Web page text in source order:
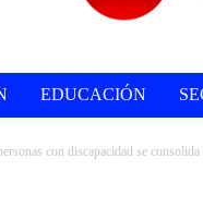
EDUCACIÓN
con discapacidad se